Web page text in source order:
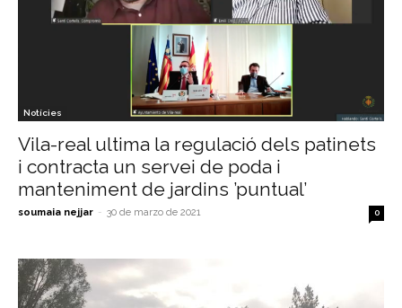
Notícies
Vila-real ultima la regulació dels patinets
i contracta un servei de poda i
manteniment de jardins ’puntual’
soumaia nejjar - 30 de marzo de 2021 0